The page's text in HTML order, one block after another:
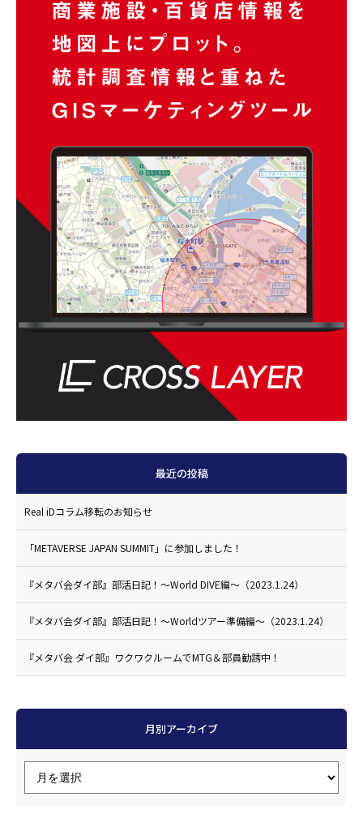
最近の投稿
Real iDコラム移転のお知らせ
「METAVERSE JAPAN SUMMIT」に参加しました！
『メタバ会ダイ部』部活日記！〜World DIVE編〜（2023.1.24）
『メタバ会ダイ部』部活日記！〜Worldツアー準備編〜（2023.1.24）
『メタバ会 ダイ部』ワクワクルームでMTG＆部員勧誘中！
月別アーカイブ